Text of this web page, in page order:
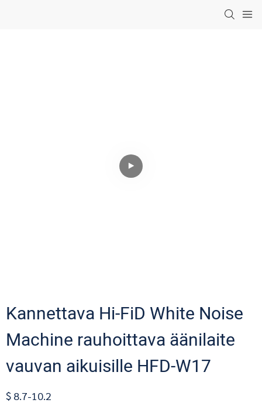
Kannettava Hi-FiD White Noise
Machine rauhoittava äänilaite
vauvan aikuisille HFD-W17
$ 8.7-10.2